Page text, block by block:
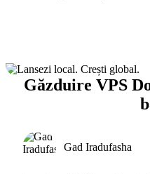
Găzduire VPS
Gad Iradufasha